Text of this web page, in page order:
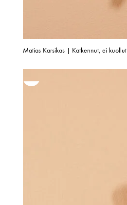
Matias Karsikas | Katkennut, ei kuollut